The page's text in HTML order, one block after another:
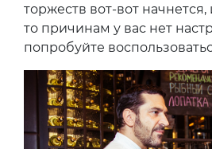
торжеств вот-вот
то причинам у вас нет
попробуйте